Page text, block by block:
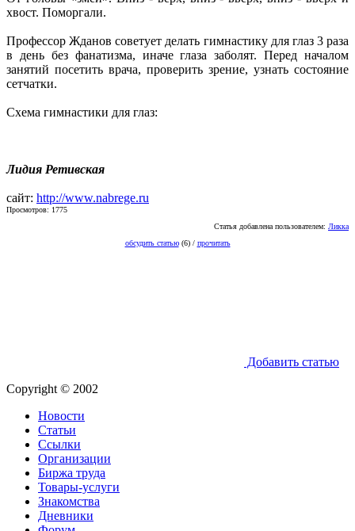
хвост. Поморгали.
Профессор Жданов советует делать гимнастику для глаз 3 раза
в день без фанатизма, иначе глаза заболят. Перед началом
занятий посетить врача, проверить зрение, узнать состояние
сетчатки.
Схема гимнастики для глаз:
Лидия Ретивская
сайт: http://www.nabrege.ru
Просмотров: 1775
Статья добавлена пользователем: Ликка
обсудить статью(6) / прочитать
Добавить статью
Copyright © 2002
Новости
Статьи
Ссылки
Организации
Биржа труда
Товары-услуги
Знакомства
Дневники